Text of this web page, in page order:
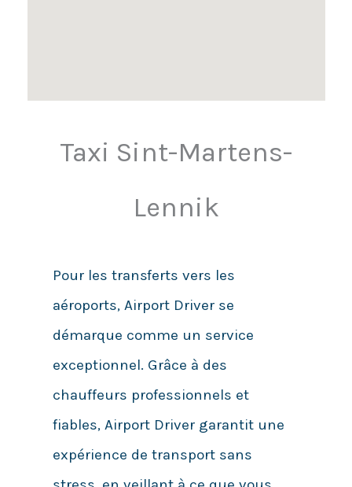
Taxi Sint-Martens-
Lennik
Pour les transferts vers les
aéroports, Airport Driver se
démarque comme un service
exceptionnel. Grâce à des
chauffeurs professionnels et
fiables, Airport Driver garantit une
expérience de transport sans